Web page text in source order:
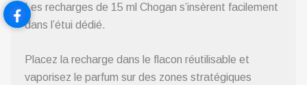
Les recharges de 15 ml Chogan s’insèrent facilement
dans l’étui dédié.
Placez la recharge dans le flacon réutilisable et
vaporisez le parfum sur des zones stratégiques